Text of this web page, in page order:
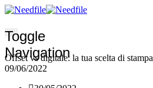
Toggle
Navigation
Offset vs digitale: la tua scelta di stampa
09/06/2022